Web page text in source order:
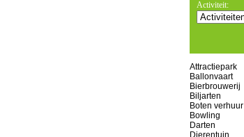
Activiteit:
Attractiepark
Ballonvaart
Bierbrouwerij
Biljarten
Boten verhuur
Bowling
Darten
Dierentuin